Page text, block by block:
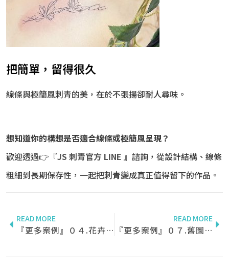
把簡單，留得很久
線條與極簡風刺青的美，在於不張揚卻耐人尋味。
想知道你的構想是否適合線條或極簡風呈現？
歡迎透過👉『JS 刺青官方 LINE 』諮詢，從設計結構、線條
粗細到長期保存性，一起把刺青變成真正值得留下的作品。
READ MORE
『更多案例』０４.花卉與煙霧刺青✨
READ MORE
『更多案例』０７.舊圖修蓋與美化✨